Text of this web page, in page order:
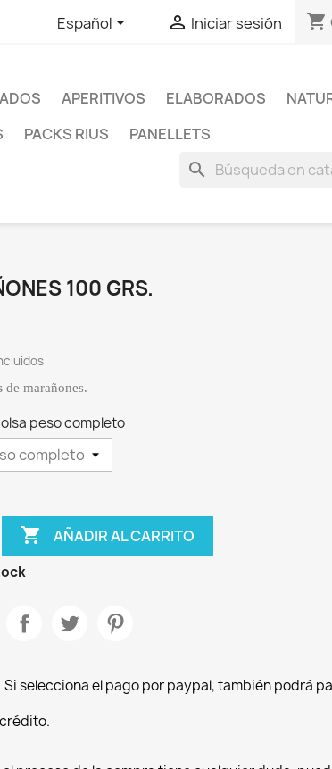
Español  Iniciar sesión shopping_cart
APERITIVOS ELABORADOS
PACKS RIUS PANELLETS
search
100 GRS.
de marañones.
peso completo
 AÑADIR AL CARRITO
Si selecciona el pago por paypal, también podrá